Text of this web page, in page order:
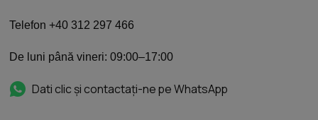
Telefon +40 312 297 466
De luni până vineri: 09:00–17:00
Dati clic și contactați-ne pe WhatsApp